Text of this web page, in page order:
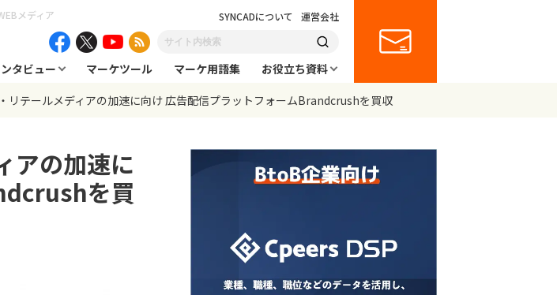
メディア SYNCADについて 運営会社
タビュー マーケツール マーケ用語集
お役立ち資料
リテールメディアの加速に向け 広告配信プラットフォームBrandcrushを買収
アの加速に
を買